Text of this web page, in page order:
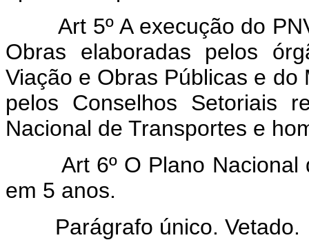
Art 5º A execução do
Obras elaboradas pelos
Viação e Obras Públicas e
pelos Conselhos Setoriais
Nacional de Transportes e
Art 6º O Plano Nacional
em 5 anos.
Parágrafo único. Vetado.